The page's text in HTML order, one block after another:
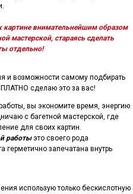
картине внимательнейшим образом
мастерской, стараясь сделать
отдельно!
и возможности самому подбирать
сделаю это за вас!
вы экономите время, энергию
с багетной мастерской, где
для своих картин.
работы это своего рода
герметично запечатана внутрь
использую только бескислотную